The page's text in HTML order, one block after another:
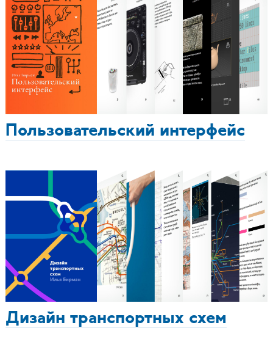
Пользовательский интерфейс
Дизайн транспортных схем